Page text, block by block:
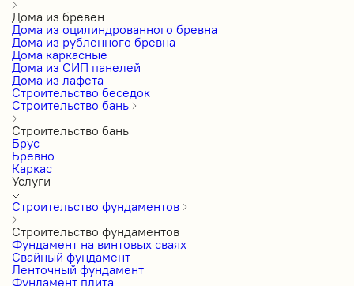
Дома из бревен
Дома из оцилиндрованного бревна
Дома из рубленного бревна
Дома каркасные
Дома из СИП панелей
Дома из лафета
Строительство беседок
Строительство бань
Строительство бань
Брус
Бревно
Каркас
Услуги
Строительство фундаментов
Строительство фундаментов
Фундамент на винтовых сваях
Свайный фундамент
Ленточный фундамент
Фундамент плита